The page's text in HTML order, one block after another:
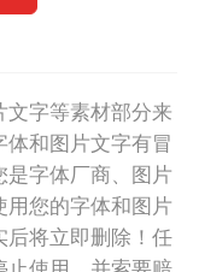
字等素材部分来
和图片文字有冒
字体厂商、图片
您的字体和图片
将立即删除！任